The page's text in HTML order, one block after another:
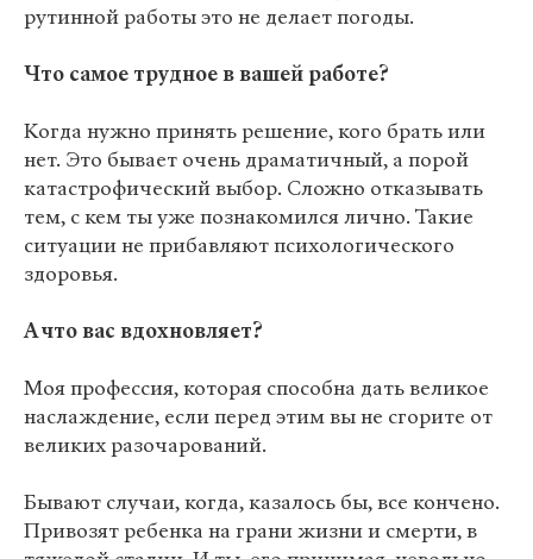
рутинной работы это не делает погоды.
Что самое трудное в вашей работе?
Когда нужно принять решение, кого брать или
нет. Это бывает очень драматичный, а порой
катастрофический выбор. Сложно отказывать
тем, с кем ты уже познакомился лично. Такие
ситуации не прибавляют психологического
здоровья.
А что вас вдохновляет?
Моя профессия, которая способна дать великое
наслаждение, если перед этим вы не сгорите от
великих разочарований.
Бывают случаи, когда, казалось бы, все кончено.
Привозят ребенка на грани жизни и смерти, в